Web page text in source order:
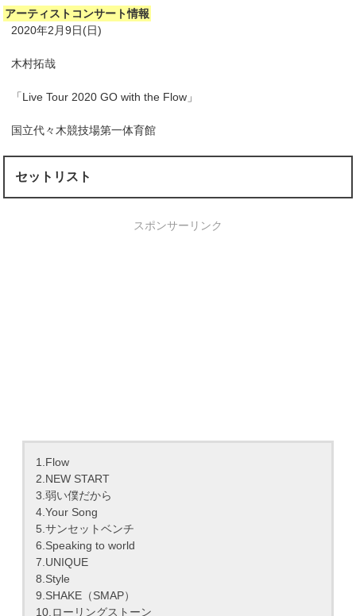
アーティストコンサート情報
2020年2月9日(日)
木村拓哉
「Live Tour 2020 GO with the Flow」
国立代々木競技場第一体育館
セットリスト
スポンサーリンク
1.Flow
2.NEW START
3.弱い僕だから
4.Your Song
5.サンセットベンチ
6.Speaking to world
7.UNIQUE
8.Style
9.SHAKE（SMAP）
10.ローリングストーン